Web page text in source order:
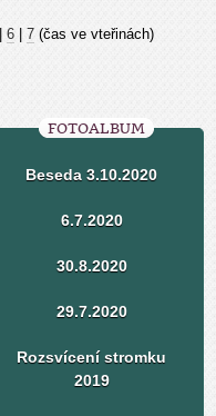
6 7 (čas ve vteřinách)
FOTOALBUM
Beseda 3.10.2020
6.7.2020
30.8.2020
29.7.2020
Rozsvícení stromku
2019